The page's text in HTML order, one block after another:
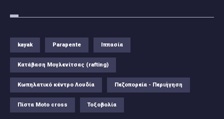
kayak Parapente Ιππασία
Κατάβαση Μογλενίτσας (rafting)
Κωπηλατικό κέντρο Λουδία Πεζοπορεία - Περιήγηση
Πίστα Moto cross Τοξοβολία